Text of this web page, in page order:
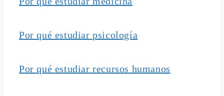
Por qué estudiar psicología
Por qué estudiar recursos humanos